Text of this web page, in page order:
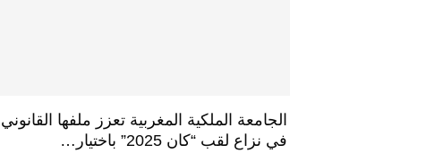
الجامعة الملكية المغربية تعزز ملفها القانوني
في نزاع لقب “كان 2025” باختيار…